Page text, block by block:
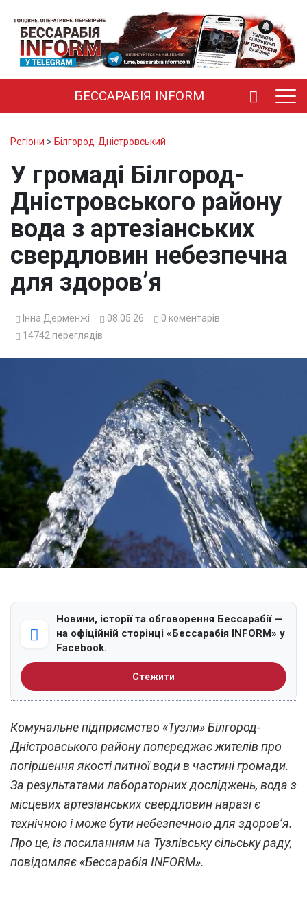
БЕССАРАБІЯ INFORM
Регіони > Білгород-Дністровський
У громаді Білгород-
Дністровського району
вода з артезіанських
свердловин небезпечна
для здоров’я
Інна Дерменжі 08.05.26 0 коментарів
14742 переглядів
Новини, історії та обговорення Бессарабії —
на офіційній сторінці «Бессарабія INFORM» у
Facebook.
Стежити
Комунальне підприємство «Тузли» Білгород-
Дністровського району попереджає жителів про
погіршення якості питної води в частині громади.
За результатами лабораторних досліджень, вода з
місцевих артезіанських свердловин наразі є
технічною і може бути небезпечною для здоров’я.
Про це, із посиланням на Тузлівську сільську раду,
повідомляє «Бессарабія INFORM».